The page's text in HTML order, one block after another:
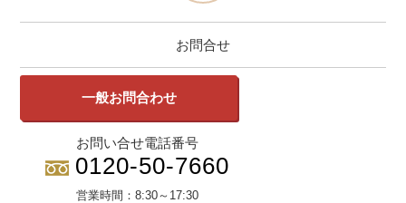
お問合せ
一般お問合わせ
お問い合せ電話番号
0120-50-7660
営業時間： 8:30～17:30